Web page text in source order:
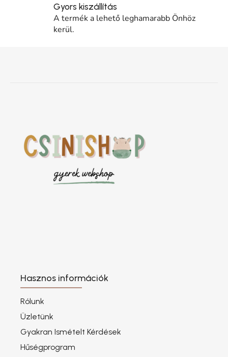
Gyors kiszállítás
A termék a lehető leghamarabb Önhöz
kerül.
Hasznos információk
Rólunk
Üzletünk
Gyakran Ismételt Kérdések
Hűségprogram